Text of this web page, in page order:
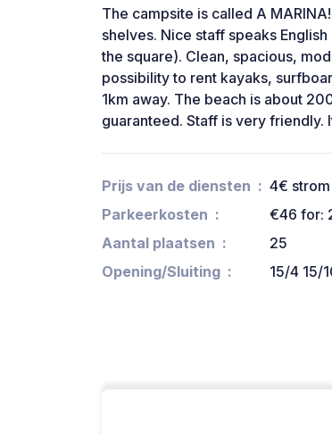
The campsite is called A
shelves. Nice staff speaks
the square). Clean, spacious,
possibility to rent kayaks,
1km away. The beach is about
guaranteed. Staff is very friendly.
Prijs van de diensten
4€ strom
Parkeerkosten
€46 for:
Aantal plaatsen
25
Opening/Sluiting
15/4 15/